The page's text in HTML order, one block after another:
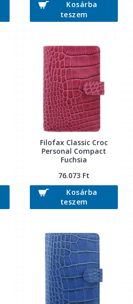
Kosárba
teszem
Filofax Classic Croc
Personal Compact
Fuchsia
76.073 Ft
Kosárba
teszem